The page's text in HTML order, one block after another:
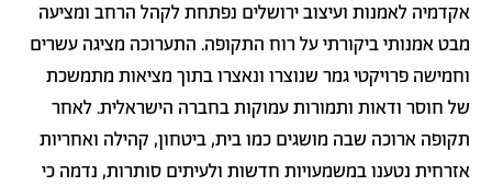
אקדמיה לאמנות ועיצוב ירושלים נפתחת לקהל הרחב ומציעה
מבט אמנותי ביקורתי על רוח התקופה. התערוכה מציגה עשרים
וחמישה פרויקטי גמר שנוצרו ונאצרו בתוך מציאות מתמשכת
של חוסר ודאות ותמורות עמוקות בחברה הישראלית. לאחר
תקופה ארוכה שבה מושגים כמו בית, ביטחון, קהילה ואחריות
אזרחית נטענו במשמעויות חדשות ולעיתים סותרות, נדמה כי